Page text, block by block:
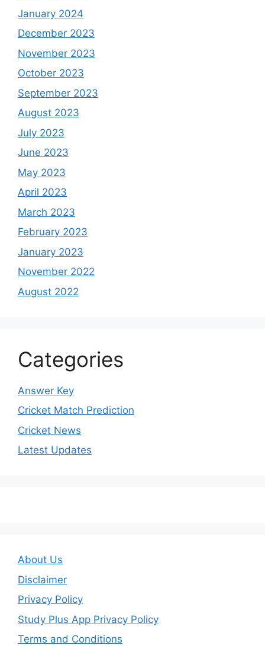
January 2024
December 2023
November 2023
October 2023
September 2023
August 2023
July 2023
June 2023
May 2023
April 2023
March 2023
February 2023
January 2023
November 2022
August 2022
Categories
Answer Key
Cricket Match Prediction
Cricket News
Latest Updates
About Us
Disclaimer
Privacy Policy
Study Plus App Privacy Policy
Terms and Conditions